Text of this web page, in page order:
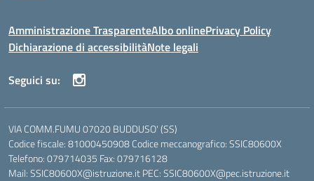
Amministrazione TrasparenteAlbo onlinePrivacy Policy
Dichiarazione di accessibilitàNote legali
Seguici su:
VIA COMM.FUMU 07020 BUDDUSO' (SS)
Codice fiscale: 81000450908 Codice meccanografico: SSIC80600X
Telefono: 079714035 Fax: 079716128
Mail: SSIC80600X@istruzione.it PEC: SSIC80600X@pec.istruzione.it